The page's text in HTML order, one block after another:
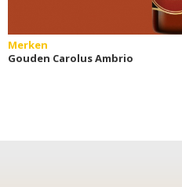
Merken
Gouden Carolus Ambrio